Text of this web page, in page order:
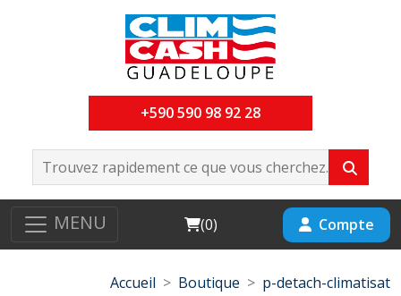
+590 590 98 92 28
MENU Cart
(0) Compte
Accueil Boutique
p-detach-climatisat